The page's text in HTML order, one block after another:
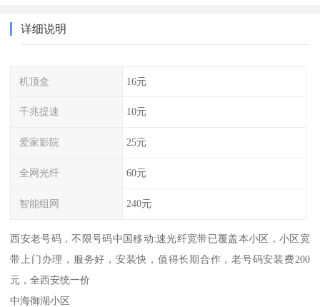
详细说明
机顶盒 16元
千兆提速 10元
爱家影院 25元
全网光纤 60元
智能组网 240元
西安老号码，不限号码中国移动:速光纤宽带已覆盖本小区，小区宽
带上门办理，服务好，安装快，值得长期合作，老号码安装费200
元，全西安统一价
中海御湖小区